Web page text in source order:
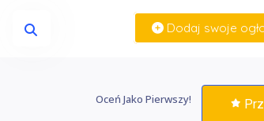
Dodaj swoje
Oceń Jako Pierwszy!